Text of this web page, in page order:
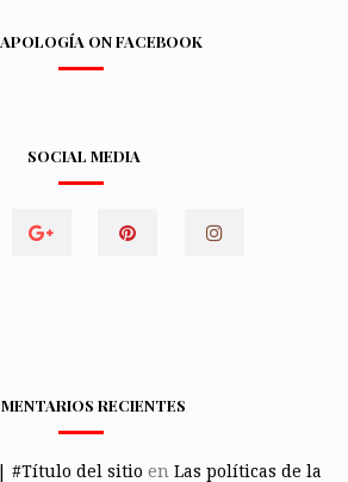
ON FACEBOOK
SOCIAL MEDIA
RECIENTES
#Título del sitio en Las políticas de la